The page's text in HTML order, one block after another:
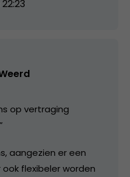
op vertraging
aangezien er een
flexibeler worden